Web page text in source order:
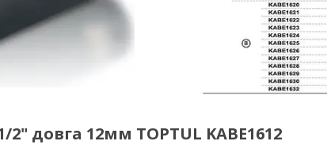
довга 12мм TOPTUL KABE1612